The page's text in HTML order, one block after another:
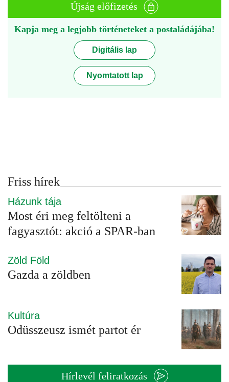
Újság előfizetés
Kapja meg a legjobb történeteket a postaládájába!
Digitális lap
Nyomtatott lap
Friss hírek
Házunk tája
Most éri meg feltölteni a
fagyasztót: akció a SPAR-ban
Zöld Föld
Gazda a zöldben
Kultúra
Odüsszeusz ismét partot ér
Hírlevél feliratkozás